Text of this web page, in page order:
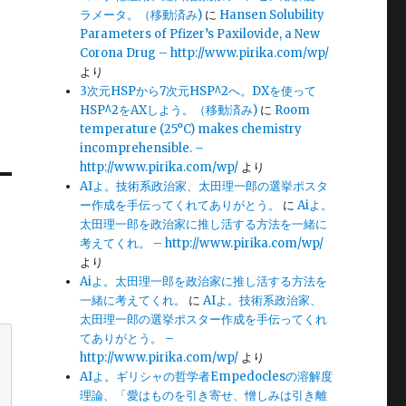
ラメータ。（移動済み) に Hansen Solubility
Parameters of Pfizer’s Paxilovide, a New
Corona Drug – http://www.pirika.com/wp/
より
3次元HSPから7次元HSP^2へ。DXを使って
HSP^2をAXしよう。（移動済み) に Room
temperature (25°C) makes chemistry
incomprehensible. –
http://www.pirika.com/wp/ より
AIよ。技術系政治家、太田理一郎の選挙ポスタ
ー作成を手伝ってくれてありがとう。
にAiよ。
太田理一郎を政治家に推し活する方法を一緒に
考えてくれ。 – http://www.pirika.com/wp/
より
Aiよ。太田理一郎を政治家に推し活する方法を
一緒に考えてくれ。
にAIよ。技術系政治家、
太田理一郎の選挙ポスター作成を手伝ってくれ
てありがとう。 –
http://www.pirika.com/wp/ より
AIよ。ギリシャの哲学者Empedoclesの溶解度
理論、「愛はものを引き寄せ、憎しみは引き離